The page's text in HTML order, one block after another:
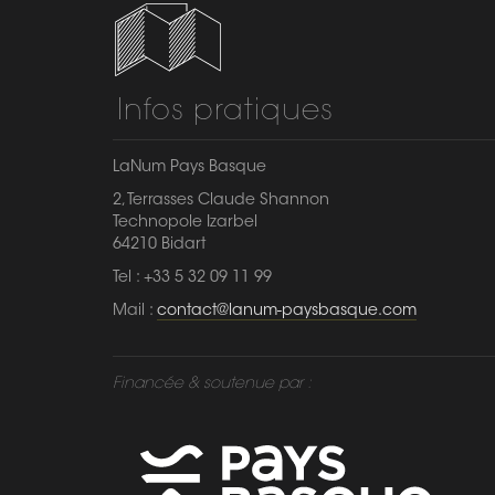
Infos pratiques
LaNum Pays Basque
2, Terrasses Claude Shannon
Technopole Izarbel
64210 Bidart
Tel : +33 5 32 09 11 99
Mail : contact@lanum-paysbasque.com
Financée & soutenue par :